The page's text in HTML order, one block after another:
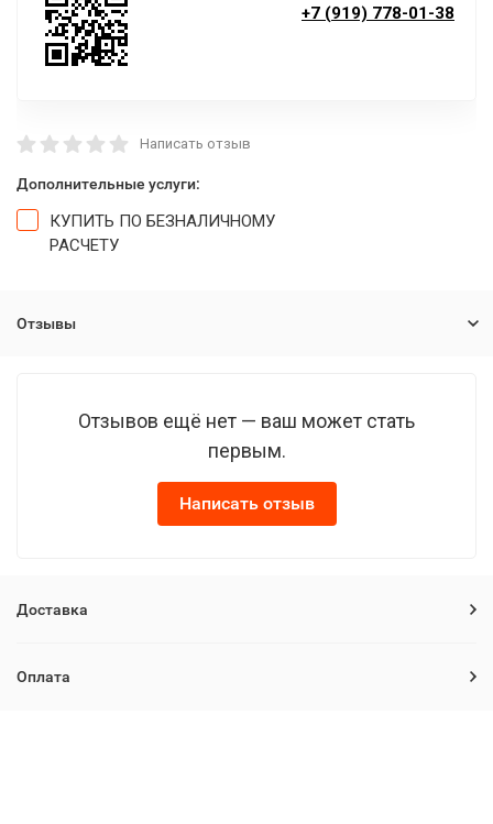
+7 (919) 778-01-38
Написать отзыв
Дополнительные услуги:
КУПИТЬ ПО БЕЗНАЛИЧНОМУ
РАСЧЕТУ
Отзывы
Отзывов ещё нет — ваш может стать
первым.
Написать отзыв
Доставка
Оплата